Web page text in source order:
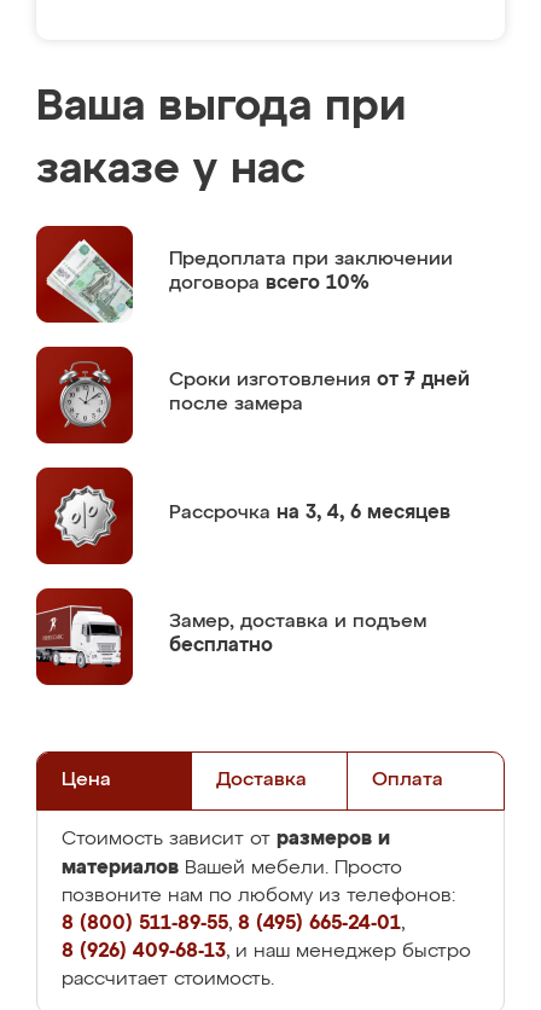
Ваша выгода при
заказе у нас
Предоплата при заключении
договора всего 10%
Сроки изготовления от 7 дней
после замера
Рассрочка на 3, 4, 6 месяцев
Замер, доставка и подъем
бесплатно
Цена Доставка Оплата
Стоимость зависит от размеров и
материалов Вашей мебели. Просто
позвоните нам по любому из телефонов:
8 (800) 511-89-55, 8 (495) 665-24-01,
8 (926) 409-68-13, и наш менеджер быстро
рассчитает стоимость.